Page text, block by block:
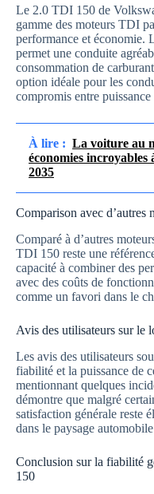
Le 2.0 TDI 150 de
gamme des moteurs TDI
performance et économie.
permet une conduite
consommation de
option idéale pour les
compromis entre
À lire : La voiture au
économies
2035
Comparison avec d’autres
Comparé à d’autres
TDI 150 reste une
capacité à combiner des
avec des coûts de
comme un favori dans le
Avis des utilisateurs sur le
Les avis des utilisateurs
fiabilité et la puissance de
mentionnant quelques
démontre que malgré
satisfaction générale reste
dans le paysage
Conclusion sur la fiabilité
150